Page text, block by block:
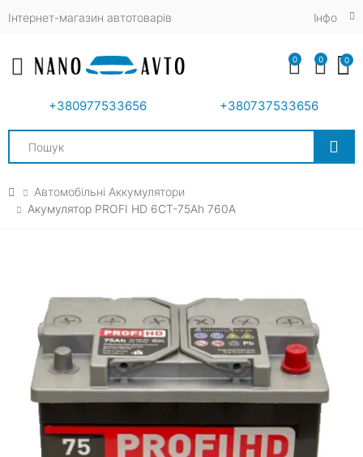
Інтернет-магазин автотоварів Iнфо
Toggle mobile menu
+380977533656 +380737533656
Search
0 0 0
Автомобільні Аккумулятори
Акумулятор PROFI HD 6CT-75Ah 760A